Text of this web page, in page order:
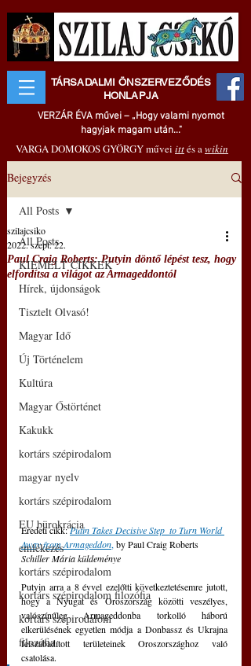
TÁRSADALMI ÖNSZERVEZŐDÉS
HONLAPJA
VERZÁR ÉVA művei – „Hogy valami nyomot
hagyjak magam után..."
VARGA DOMOKOS GYÖRGY művei ittés awikin
Bejegyzés
All Posts
KIEMELT CIKKEK
Hírek, újdonságok
Tisztelt Olvasó!
Magyar Idő
Új Történelem
Kultúra
Magyar Őstörténet
Kakukk
kortárs szépirodalom
magyar nyelv
kortárs szépirodalom
EU bürokrácia
emlékezés
kortárs szépirodalom
kortárs szépirodalom filozófia
kortárs szépirodalom
filozófia
All Posts
Paul Craig Roberts: Putyin döntő lépést tesz, hogy
elfordítsa a világot az Armageddontól
szilajcsiko
2022. szept. 22.
Eredeti cikk: Putin Takes Decisive Step  to Turn World
Away from Armageddon, by Paul Craig Roberts
Schiller Mária küldeménye
Putyin arra a 8 évvel ezelőtti következtetésemre jutott,
hogy a Nyugat és Oroszország közötti veszélyes,
valószínűleg Armageddonba torkolló háború
elkerülésének egyetlen módja a Donbassz és Ukrajna
felszabadított területeinek Oroszországhoz való
csatolása.